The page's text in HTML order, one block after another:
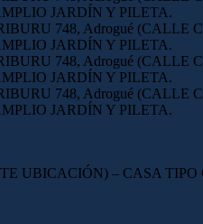
UBICACIÓN) – CASA